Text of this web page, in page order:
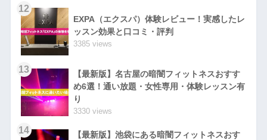
12
EXPA（エクスパ）体験レビュー！実感したレ
ッスン効果と口コミ・評判
3385 views
13
【最新版】名古屋の暗闇フィットネスおすす
め6選！通い放題・女性専用・体験レッスン有
り
3330 views
14
【最新版】池袋にある暗闇フィットネスおす